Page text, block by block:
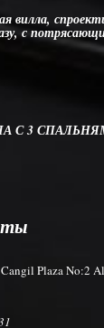
вилла,
с
С 3
Cangil Plaza